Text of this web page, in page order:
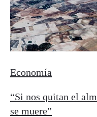
Economía
“Si nos quitan el
se muere”